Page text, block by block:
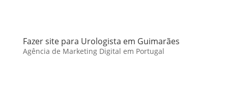
Fazer site para Urologista em Guimarães
Agência de Marketing Digital em Portugal